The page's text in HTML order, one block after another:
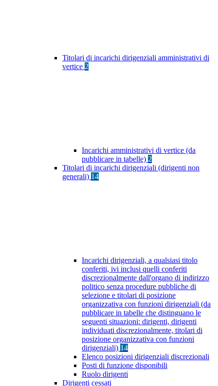
Titolari di incarichi dirigenziali amministrativi di
vertice 2
Incarichi amministrativi di vertice (da
pubblicare in tabelle) 2
Titolari di incarichi dirigenziali (dirigenti non
generali) 14
Incarichi dirigenziali, a qualsiasi titolo
conferiti, ivi inclusi quelli conferiti
discrezionalmente dall'organo di indirizzo
politico senza procedure pubbliche di
selezione e titolari di posizione
organizzativa con funzioni dirigenziali (da
pubblicare in tabelle che distinguano le
seguenti situazioni: dirigenti, dirigenti
individuati discrezionalmente, titolari di
posizione organizzativa con funzioni
dirigenziali) 14
Elenco posizioni dirigenziali discrezionali
Posti di funzione disponibili
Ruolo dirigenti
Dirigenti cessati